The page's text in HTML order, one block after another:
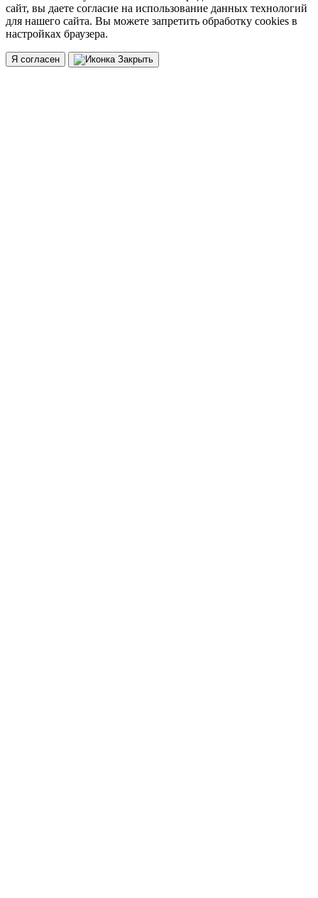
сайт, вы даете согласие на использование данных технологий
для нашего сайта. Вы можете запретить обработку cookies в
настройках браузера.
Я согласен Закрыть